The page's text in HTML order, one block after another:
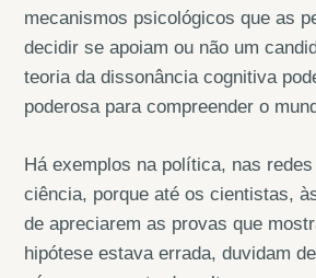
mecanismos psicológicos que as
decidir se apoiam ou não um
teoria da dissonância cognitiva
poderosa para compreender o
Há exemplos na política, nas
ciência, porque até os cientistas,
de apreciarem as provas que
hipótese estava errada, duvidam